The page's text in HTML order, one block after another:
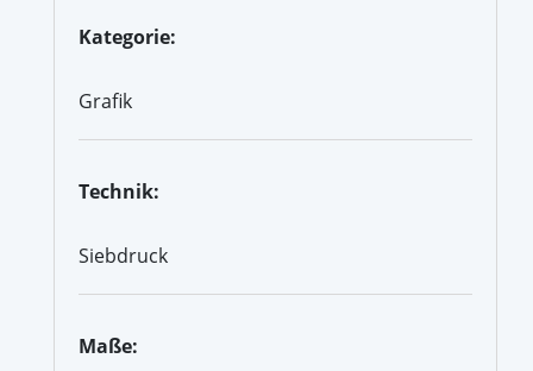
Kategorie:
Grafik
Technik:
Siebdruck
Maße: